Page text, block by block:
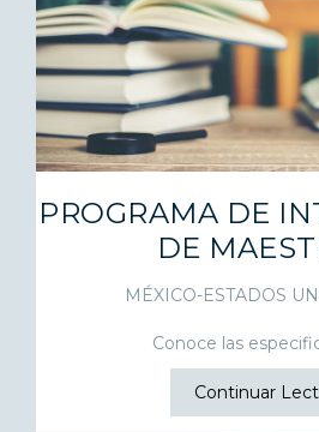
PROGRAMA DE
DE
MÉXICO-ESTADOS
Conoce las
Continuar